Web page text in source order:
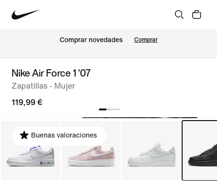
Comprar novedades Comprar
Nike Air Force 1 '07
Zapatillas - Mujer
119,99 €
Buenas valoraciones